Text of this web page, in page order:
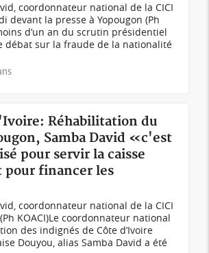
coordonnateur national de la CICI
devant la presse à Yopougon (Ph
d’un an du scrutin présidentiel
débat sur la fraude de la nationalité
Réhabilitation du
Samba David «c'est
pour servir la caisse
pour financer les
coordonnateur national de la CICI
KOACI)Le coordonnateur national
des indignés de Côte d’Ivoire
Douyou, alias Samba David a été